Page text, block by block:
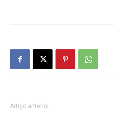
Artigo anterior